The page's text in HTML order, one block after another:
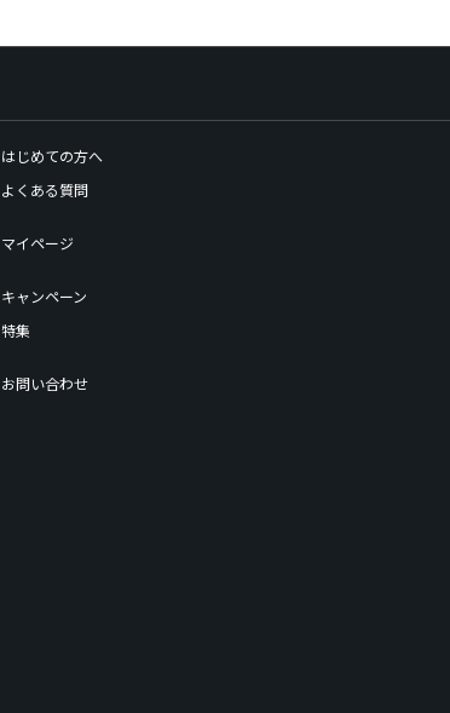
はじめての方へ
よくある質問
マイページ
キャンペーン
特集
お問い合わせ